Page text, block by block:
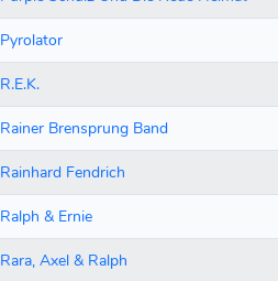
Pyrolator
R.E.K.
Rainer Brensprung Band
Rainhard Fendrich
Ralph & Ernie
Rara, Axel & Ralph